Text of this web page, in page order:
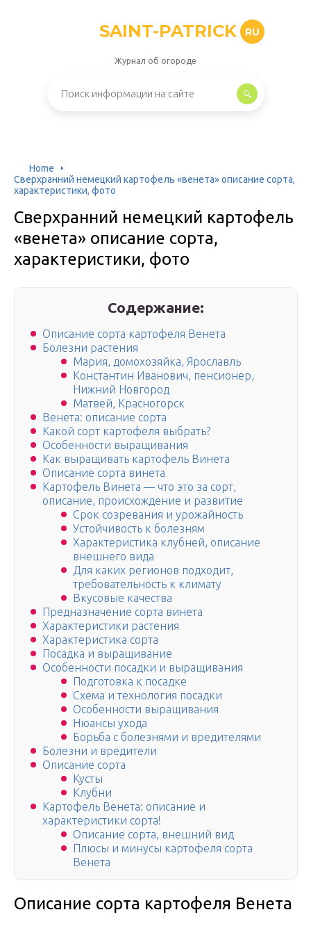
SAINT-PATRICK RU
Журнал об огороде
Home
Сверхранний немецкий картофель «венета» описание сорта,
характеристики, фото
Сверхранний немецкий картофель
«венета» описание сорта,
характеристики, фото
Содержание:
Описание сорта картофеля Венета
Болезни растения
Мария, домохозяйка, Ярославль
Константин Иванович, пенсионер,
Нижний Новгород
Матвей, Красногорск
Венета: описание сорта
Какой сорт картофеля выбрать?
Особенности выращивания
Как выращивать картофель Винета
Описание сорта винета
Картофель Винета — что это за сорт,
описание, происхождение и развитие
Срок созревания и урожайность
Устойчивость к болезням
Характеристика клубней, описание
внешнего вида
Для каких регионов подходит,
требовательность к климату
Вкусовые качества
Предназначение сорта винета
Характеристики растения
Характеристика сорта
Посадка и выращивание
Особенности посадки и выращивания
Подготовка к посадке
Схема и технология посадки
Особенности выращивания
Нюансы ухода
Борьба с болезнями и вредителями
Болезни и вредители
Описание сорта
Кусты
Клубни
Картофель Венета: описание и
характеристики сорта!
Описание сорта, внешний вид
Плюсы и минусы картофеля сорта
Венета
Описание сорта картофеля Венета